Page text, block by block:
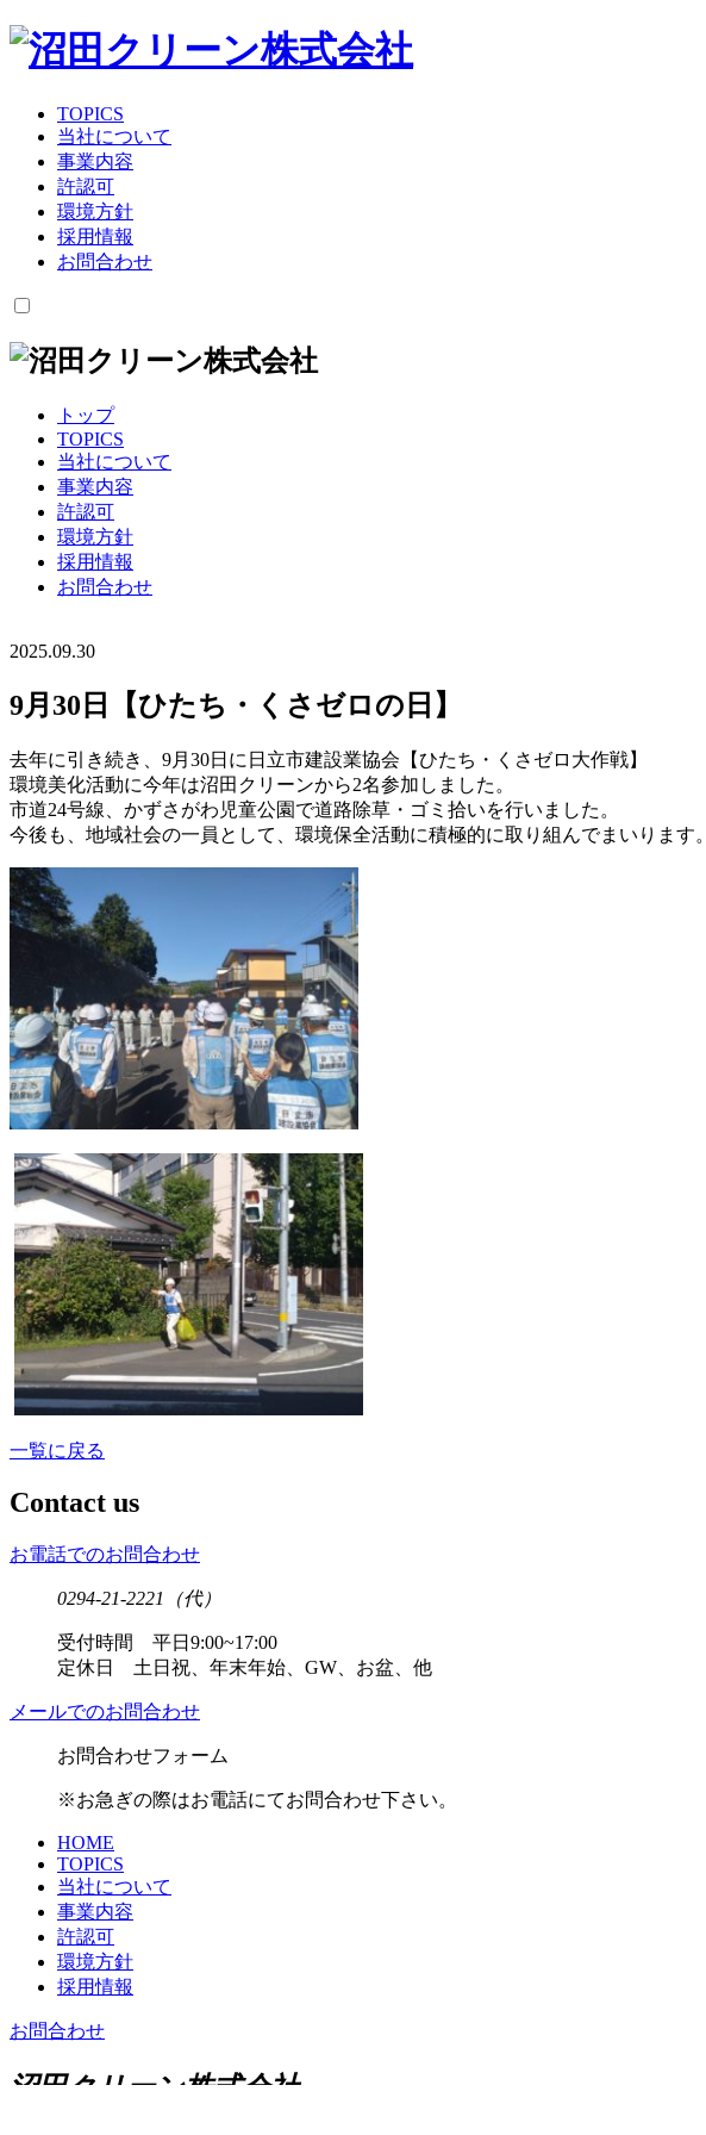
TOPICS
当社について
事業内容
許認可
環境方針
採用情報
お問合わせ
トップ
TOPICS
当社について
事業内容
許認可
環境方針
採用情報
お問合わせ
2025.09.30
9月30日【ひたち・くさゼロの日】
去年に引き続き、9月30日に日立市建設業協会【ひたち・くさゼロ大作戦】
環境美化活動に今年は沼田クリーンから2名参加しました。
市道24号線、かずさがわ児童公園で道路除草・ゴミ拾いを行いました。
今後も、地域社会の一員として、環境保全活動に積極的に取り組んでまいります。
一覧に戻る
Contact us
お電話でのお問合わせ
0294-21-2221 （代）
受付時間 平日9:00~17:00
定休日 土日祝、年末年始、GW、お盆、他
メールでのお問合わせ
お問合わせフォーム
※お急ぎの際はお電話にてお問合わせ下さい。
HOME
TOPICS
当社について
事業内容
許認可
環境方針
採用情報
お問合わせ
沼田クリーン株式会社